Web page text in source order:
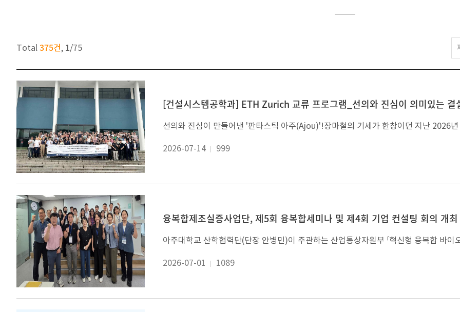
Total 375건, 1/75
[건설시스템공학과] ETH Zurich 교류 프로그램_선의와 진심이 의미있는 결
2026-07-14 999
융복합제조실증사업단, 제5회 융복합세미나 및 제4회 기업 컨설팅 회의 개최
2026-07-01 1089